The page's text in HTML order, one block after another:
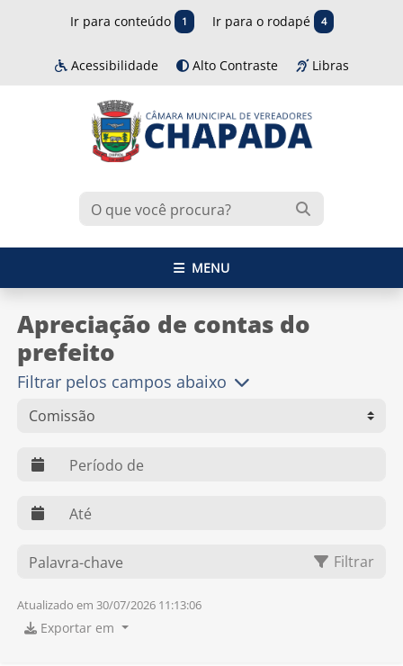
Ir para conteúdo 1 Ir para o rodapé 4
Acessibilidade Alto Contraste Libras
MENU
Apreciação de contas do
prefeito
Filtrar pelos campos abaixo
web.dts
web.dte
O que você procura? Filtrar
Atualizado em 30/07/2026 11:13:06
Exportar em